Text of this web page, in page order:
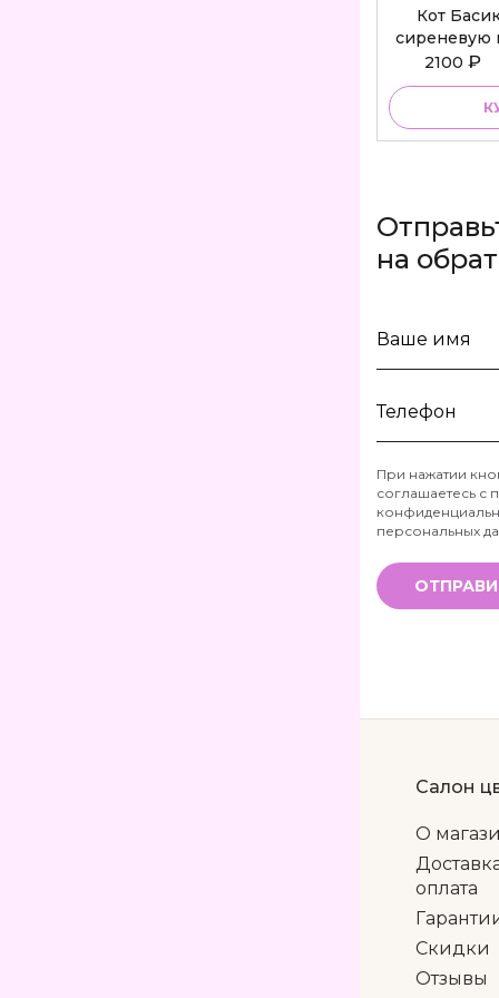
Кот
сиреневую
2100₽
на
Ваше
Телефон
*
При нажатии
соглашаетесь с
персональных
Салон
О
оплата
Скидки
Отзывы